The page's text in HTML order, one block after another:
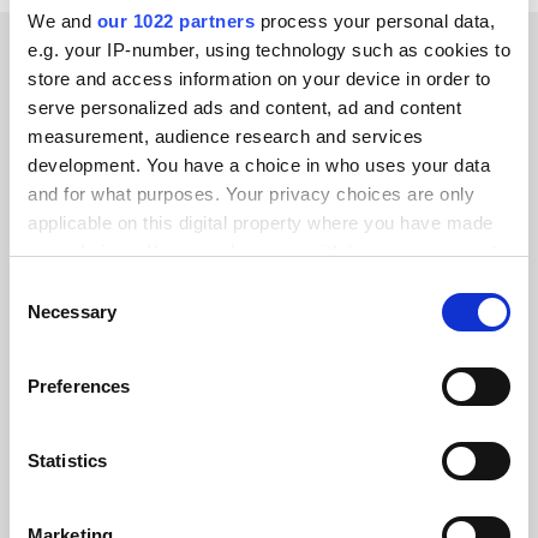
We and our 1022 partners process your personal data,
e.g. your IP-number, using technology such as cookies to
store and access information on your device in order to
serve personalized ads and content, ad and content
measurement, audience research and services
development. You have a choice in who uses your data
and for what purposes. Your privacy choices are only
applicable on this digital property where you have made
your choices. You can change or withdraw your consent
the Privacy trigger icon.
Collect information about your geographical location
Identify your device by actively scanning it for
Find out more about how your personal data is processed
Selection
Necessary
Preferences
Statistics
KLANTVERHALEN
Ontdek welke resultaten
onze klanten hebben
behaald
Alumio gaf ons voor het eerst controle
eindelijk waar alles naartoe gaat en
kunnen het op verschillende systemen
hergebruiken in plaats van integraties